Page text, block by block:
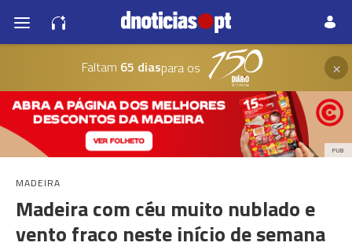
Faltam 65 diaspara os ×
PUB
MADEIRA
Madeira com céu muito nublado e
vento fraco neste início de semana